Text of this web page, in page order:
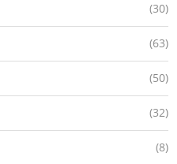
(30)
(63)
(50)
(32)
(8)